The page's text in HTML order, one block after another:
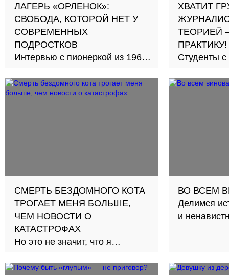
ЛАГЕРЬ «ОРЛЕНОК»:
СВОБОДА, КОТОРОЙ НЕТ У
СОВРЕМЕННЫХ
ПОДРОСТКОВ
Интервью с пионеркой из 1969
ХВАТИТ
ТЕОРИЕЙ
ПРАКТИКУ!
Студенты
СМЕРТЬ БЕЗДОМНОГО КОТА
ТРОГАЕТ МЕНЯ БОЛЬШЕ,
ЧЕМ НОВОСТИ О
КАТАСТРОФАХ
Но это не значит, что я
ВО ВСЕМ
Делимся
и